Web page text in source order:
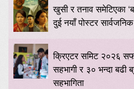
खुसी र तनाव समेटिएका
दुई नयाँ पोस्टर सार्वजनिक
क्रिएटर समिट २०२६
सहभागी र ३० भन्दा बढी
सहभागिता